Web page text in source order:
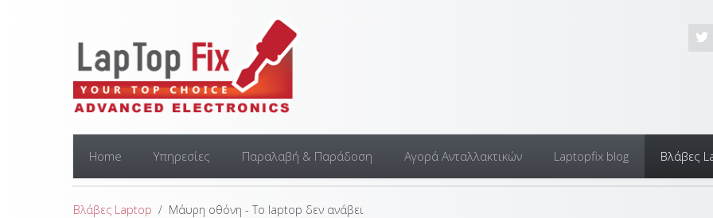
Home Υπηρεσίες Παραλαβή & Παράδοση Αγορά Ανταλλακτικών Laptopfix blog Βλάβες
Βλάβες Laptop Μάυρη οθόνη - Το laptop δεν ανάβει